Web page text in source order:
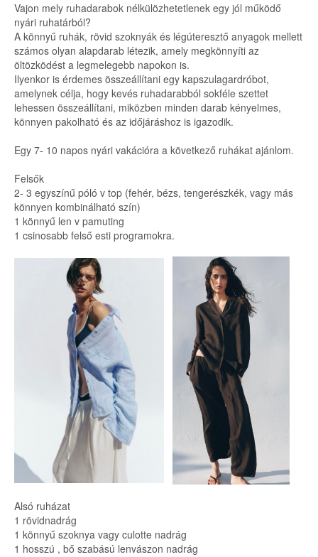
Vajon mely ruhadarabok nélkülözhetetlenek egy jól működő
nyári ruhatárból?
A könnyű ruhák, rövid szoknyák és légúteresztő anyagok mellett
számos olyan alapdarab létezik, amely megkönnyíti az
öltözködést a legmelegebb napokon is.
Ilyenkor is érdemes összeállítani egy kapszulagardróbot,
amelynek célja, hogy kevés ruhadarabból sokféle szettet
lehessen összeállítani, miközben minden darab kényelmes,
könnyen pakolható és az időjáráshoz is igazodik.
Egy 7- 10 napos nyári vakációra a következő ruhákat ajánlom.
Felsők
2- 3 egyszínű póló v top (fehér, bézs, tengerészkék, vagy más
könnyen kombinálható szín)
1 könnyű len v pamuting
1 csinosabb felső esti programokra.
Alsó ruházat
1 rövidnadrág
1 könnyű szoknya vagy culotte nadrág
1 hosszú , bő szabású lenvászon nadrág